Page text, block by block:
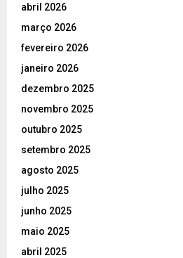
abril 2026
março 2026
fevereiro 2026
janeiro 2026
dezembro 2025
novembro 2025
outubro 2025
setembro 2025
agosto 2025
julho 2025
junho 2025
maio 2025
abril 2025